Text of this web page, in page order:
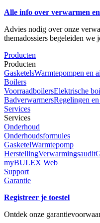
Alle info over verwarmen
Advies nodig over onze
themadossiers begeleiden we
Producten
Producten
GasketelsWarmtepompen en
Boilers
VoorraadboilersElektrische
BadverwarmersRegelingen
Services
Services
Onderhoud
Onderhoudsformules
GasketelWarmtepomp
HerstellingVerwarmingsaudit
myBULEX Web
Support
Garantie
Registreer je toestel
Ontdek onze